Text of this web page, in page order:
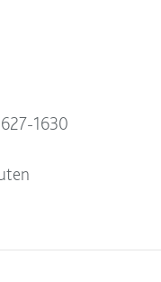
1630